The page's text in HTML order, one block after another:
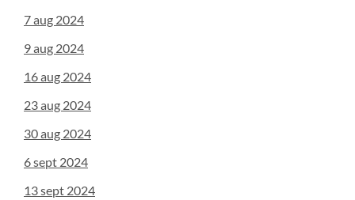
7 aug 2024
9 aug 2024
16 aug 2024
23 aug 2024
30 aug 2024
6 sept 2024
13 sept 2024